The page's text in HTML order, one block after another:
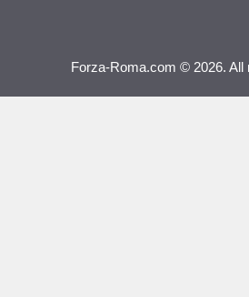
Forza-Roma.com © 2026. All